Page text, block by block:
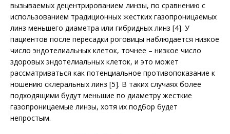
вызываемых децентрированием линзы, по сравнению с
использованием традиционных жестких газопроницаемых
линз меньшего диаметра или гибридных линз [4]. У
пациентов после пересадки роговицы наблюдается низкое
число эндотелиальных клеток, точнее – низкое число
здоровых эндотелиальных клеток, и это может
рассматриваться как потенциальное противопоказание к
ношению склеральных линз [5]. В таких случаях более
подходящими будут меньшие по диаметру жесткие
газопроницаемые линзы, хотя их подбор будет
непростым.